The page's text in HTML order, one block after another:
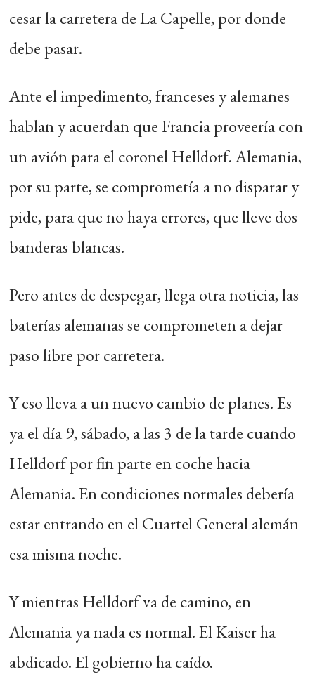
cesar la carretera de La Capelle, por donde
debe pasar.
Ante el impedimento, franceses y alemanes
hablan y acuerdan que Francia proveería con
un avión para el coronel Helldorf. Alemania,
por su parte, se comprometía a no disparar y
pide, para que no haya errores, que lleve dos
banderas blancas.
Pero antes de despegar, llega otra noticia, las
baterías alemanas se comprometen a dejar
paso libre por carretera.
Y eso lleva a un nuevo cambio de planes. Es
ya el día 9, sábado, a las 3 de la tarde cuando
Helldorf por fin parte en coche hacia
Alemania. En condiciones normales debería
estar entrando en el Cuartel General alemán
esa misma noche.
Y mientras Helldorf va de camino, en
Alemania ya nada es normal. El Kaiser ha
abdicado. El gobierno ha caído.